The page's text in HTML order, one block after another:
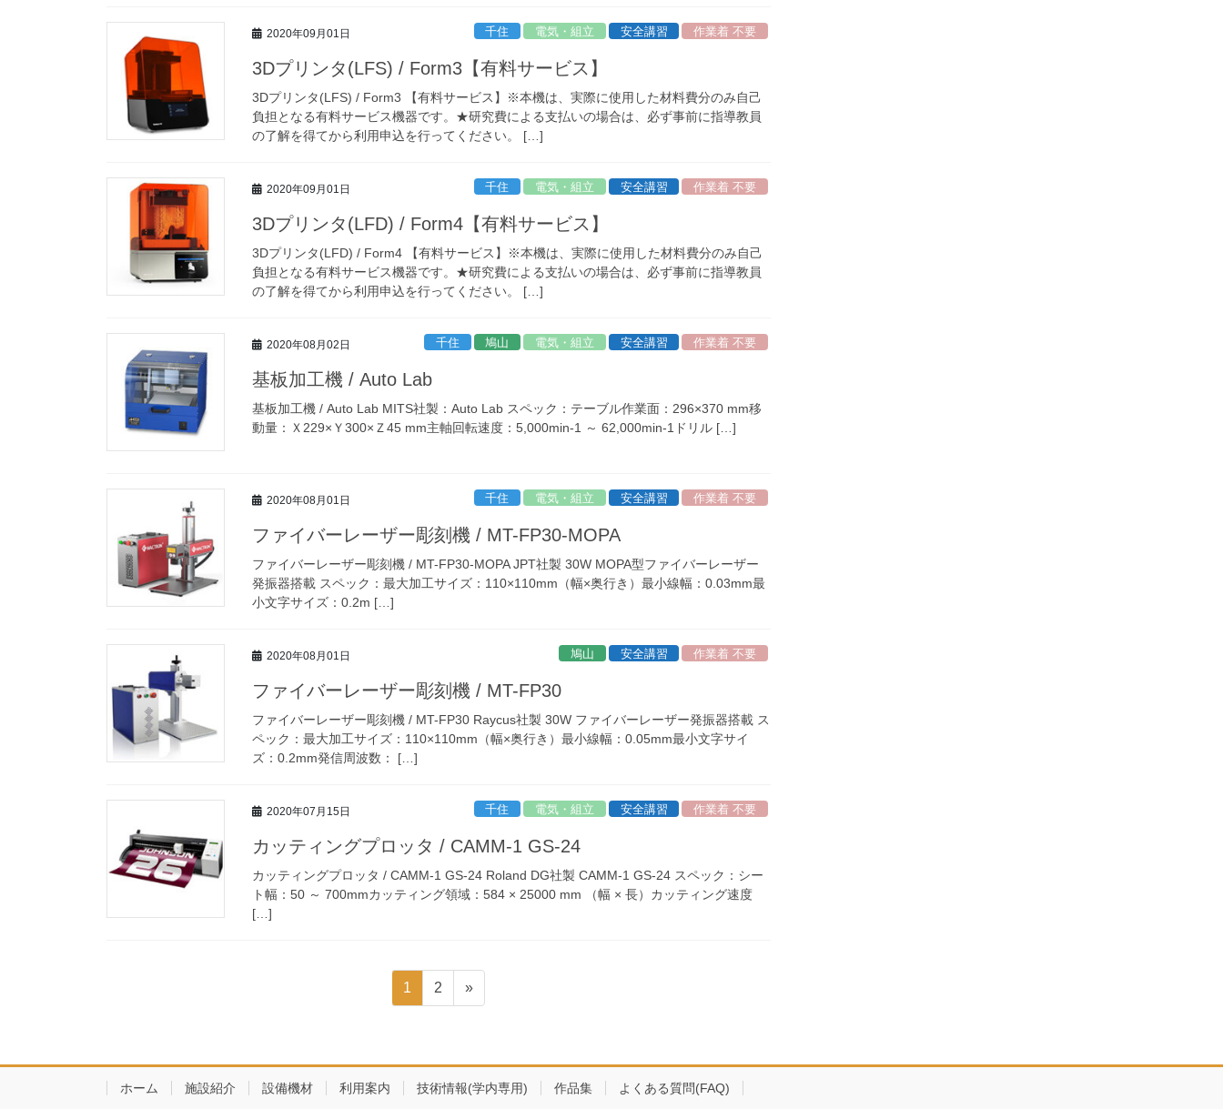
2020年09月01日 作業着 不要
安全講習
電気・組立
千住
3Dプリンタ(LFS) / Form3【有料サービス】
3Dプリンタ(LFS) / Form3 【有料サービス】※本機は、実際に使用した材料費分のみ自己
負担となる有料サービス機器です。★研究費による支払いの場合は、必ず事前に指導教員
の了解を得てから利用申込を行ってください。 […]
2020年09月01日 作業着 不要
安全講習
電気・組立
千住
3Dプリンタ(LFD) / Form4【有料サービス】
3Dプリンタ(LFD) / Form4 【有料サービス】※本機は、実際に使用した材料費分のみ自己
負担となる有料サービス機器です。★研究費による支払いの場合は、必ず事前に指導教員
の了解を得てから利用申込を行ってください。 […]
2020年08月02日 作業着 不要
安全講習
電気・組立
鳩山
千住
基板加工機 / Auto Lab
基板加工機 / Auto Lab MITS社製：Auto Lab スペック：テーブル作業面：296×370 mm移
動量：Ｘ229×Ｙ300×Ｚ45 mm主軸回転速度：5,000min-1 ～ 62,000min-1ドリル […]
2020年08月01日 作業着 不要
安全講習
電気・組立
千住
ファイバーレーザー彫刻機 / MT-FP30-MOPA
ファイバーレーザー彫刻機 / MT-FP30-MOPA JPT社製 30W MOPA型ファイバーレーザー
発振器搭載 スペック：最大加工サイズ：110×110mm（幅×奥行き）最小線幅：0.03mm最
小文字サイズ：0.2m […]
2020年08月01日 作業着 不要
安全講習
鳩山
ファイバーレーザー彫刻機 / MT-FP30
ファイバーレーザー彫刻機 / MT-FP30 Raycus社製 30W ファイバーレーザー発振器搭載 ス
ペック：最大加工サイズ：110×110mm（幅×奥行き）最小線幅：0.05mm最小文字サイ
ズ：0.2mm発信周波数： […]
2020年07月15日 作業着 不要
安全講習
電気・組立
千住
カッティングプロッタ / CAMM-1 GS-24
カッティングプロッタ / CAMM-1 GS-24 Roland DG社製 CAMM-1 GS-24 スペック：シー
ト幅：50 ～ 700mmカッティング領域：584 × 25000 mm （幅 × 長）カッティング速度
[…]
ペ
固
定
ジ
1
固
定
ジ
2 »
ホーム 施設紹介 設備機材 利用案内 技術情報(学内専用) 作品集 よくある質問(FAQ)